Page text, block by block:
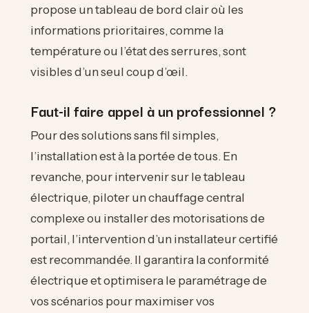
propose un tableau de bord clair où les
informations prioritaires, comme la
température ou l’état des serrures, sont
visibles d’un seul coup d’œil.
Faut-il faire appel à un professionnel ?
Pour des solutions sans fil simples,
l’installation est à la portée de tous. En
revanche, pour intervenir sur le tableau
électrique, piloter un chauffage central
complexe ou installer des motorisations de
portail, l’intervention d’un installateur certifié
est recommandée. Il garantira la conformité
électrique et optimisera le paramétrage de
vos scénarios pour maximiser vos